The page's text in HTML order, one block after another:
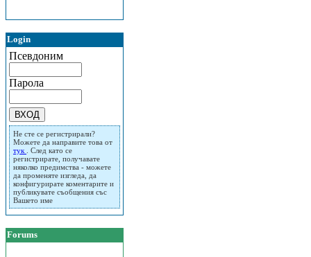
Login
Псевдоним
Парола
Не сте се регистрирали?
Можете да направите това от
тук
. След като се
регистрирате, получавате
няколко предимства - можете
да променяте изгледа, да
конфигурирате коментарите и
публикувате съобщения със
Вашето име
Forums